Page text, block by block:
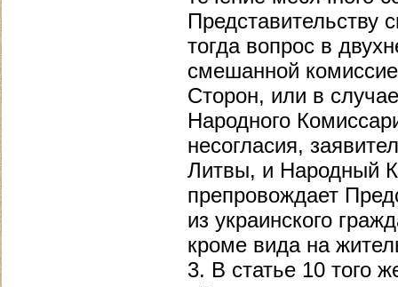
Представительству
тогда вопрос в
смешанной
Сторон, или в
Народного
несогласия,
Литвы, и Народный
препровождает
из украинского
кроме вида на
3. В статье 10 того